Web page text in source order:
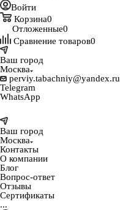
Войти
Корзина0
Отложенные0
Сравнение товаров0
Ваш город
Москва
perviy.tabachniy@yandex.ru
Telegram
WhatsApp
Ваш город
Москва
Контакты
О компании
Блог
Вопрос-ответ
Отзывы
Сертификаты
...